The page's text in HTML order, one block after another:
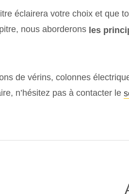
éclairera votre choix et que
nous aborderons les
de vérins, colonnes
n’hésitez pas à contacter le